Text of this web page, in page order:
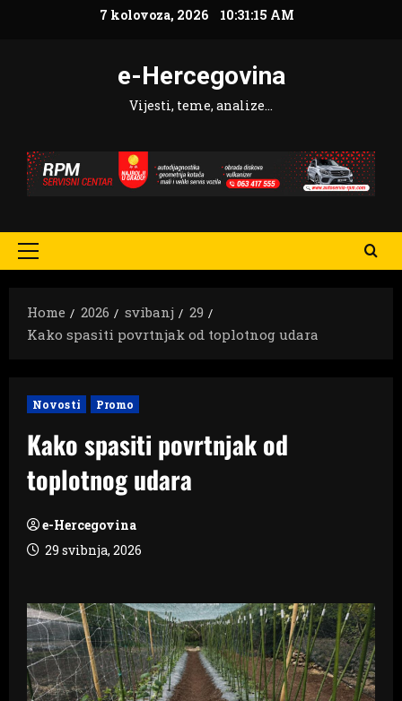
7 kolovoza, 2026 10:31:16 AM
e-Hercegovina
Vijesti, teme, analize…
Primary
Home
2026 svibanj
29
Kako spasiti povrtnjak od toplotnog udara
Novosti Promo
Kako spasiti povrtnjak od
toplotnog udara
e-Hercegovina
29 svibnja, 2026